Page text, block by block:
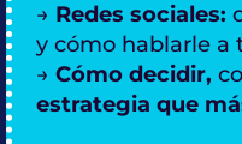
→ Redes sociales:
y cómo hablarle a
→ Cómo decidir,
estrategia que